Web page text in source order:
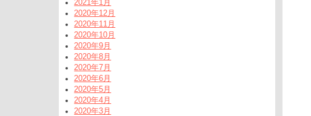
2021年1月
2020年12月
2020年11月
2020年10月
2020年9月
2020年8月
2020年7月
2020年6月
2020年5月
2020年4月
2020年3月